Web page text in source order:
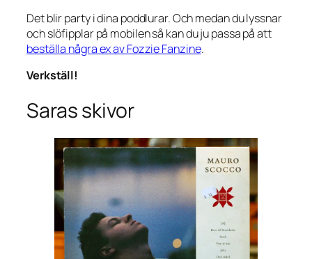
Det blir party i dina poddlurar. Och medan du lyssnar
och slöfipplar på mobilen så kan du ju passa på att
beställa några ex av Fozzie Fanzine.
Verkställ!
Saras skivor